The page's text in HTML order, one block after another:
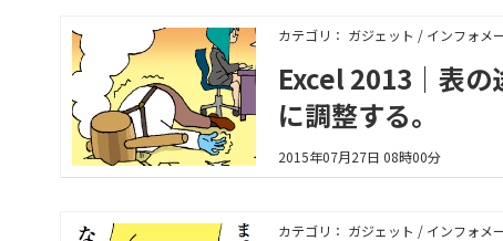
カテゴリ： ガジェット / インフォメ
Excel 2013｜表
に調整する。
2015年07月27日 08時00分
カテゴリ： ガジェット / インフォメ